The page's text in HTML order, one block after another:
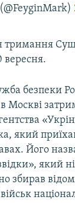
тримання
вересня.
безпеки
Москві
який приїхав
Його
який
збирав